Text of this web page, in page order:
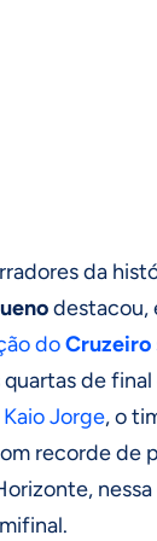
da
destacou,
doCruzeiro
quartas de final
Kaio Jorge, o
recorde de